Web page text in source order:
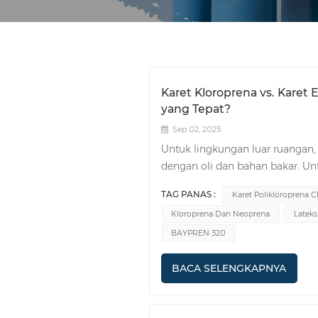
Karet Kloroprena vs. Karet
yang Tepat?
Sep 02, 2025
Untuk lingkungan luar
dengan oli dan bahan bakar.
suhu proyek Anda. Faktor-
material yang tepat untuk
Perbandingan Properti
(seperti Karet Polikloroprena
memperhatikan beberapa sifat
terhadap minyak, pelapukan,
TAG PANAS : Karet Polikloroprena
Kloroprena Dan Neoprena
BAYPREN 320
BACA SELENGKAPNYA